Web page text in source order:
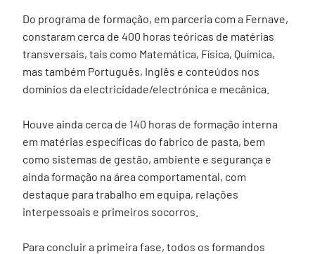
Do programa de formação, em parceria com a Fernave,
constaram cerca de 400 horas teóricas de matérias
transversais, tais como Matemática, Física, Química,
mas também Português, Inglês e conteúdos nos
domínios da electricidade/electrónica e mecânica.
Houve ainda cerca de 140 horas de formação interna
em matérias específicas do fabrico de pasta, bem
como sistemas de gestão, ambiente e segurança e
ainda formação na área comportamental, com
destaque para trabalho em equipa, relações
interpessoais e primeiros socorros.
Para concluir a primeira fase, todos os formandos